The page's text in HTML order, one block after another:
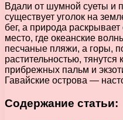
Вдали от шумной суеты и
существует уголок на
бег, а природа
место, где океанские
песчаные пляжи, а горы,
растительностью,
прибрежных пальм и
Гавайские острова —
Содержание статьи: